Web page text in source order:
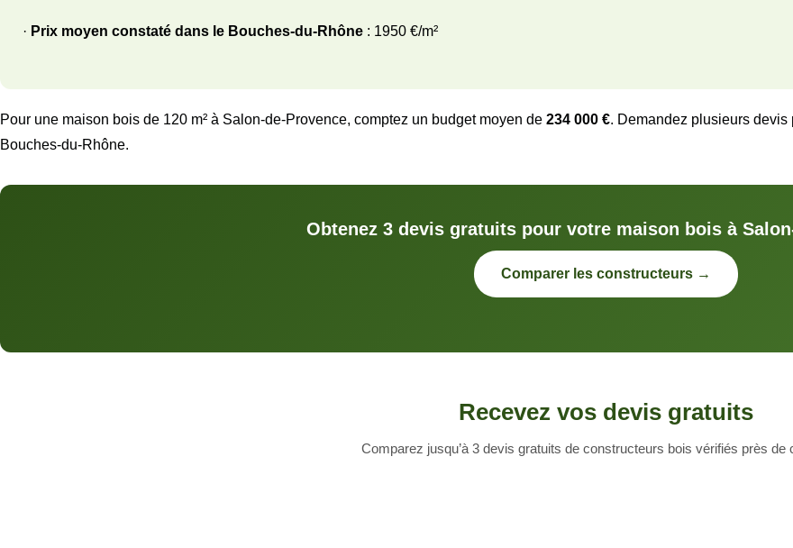
· Prix moyen constaté dans le Bouches-du-Rhône : 1950 €/m²
Pour une maison bois de 120 m² à Salon-de-Provence, comptez un budget moyen de 234 000 €. Demandez plusieurs
Bouches-du-Rhône.
Obtenez 3 devis gratuits pour votre maison bois à
Comparer les constructeurs →
Recevez vos devis gratuits
Comparez jusqu’à 3 devis gratuits de constructeurs bois vérifiés près de